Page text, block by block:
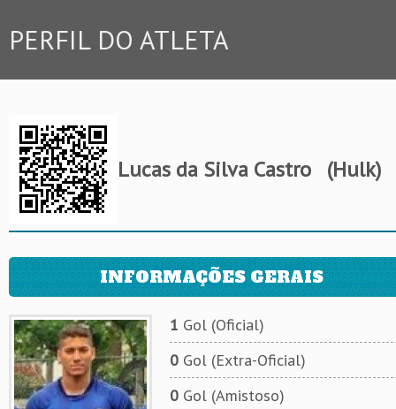
PERFIL DO ATLETA
Lucas da Silva Castro (Hulk)
INFORMAÇÕES GERAIS
1 Gol (Oficial)
0Gol (Extra-Oficial)
0Gol (Amistoso)